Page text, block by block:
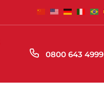
0800 643 4999